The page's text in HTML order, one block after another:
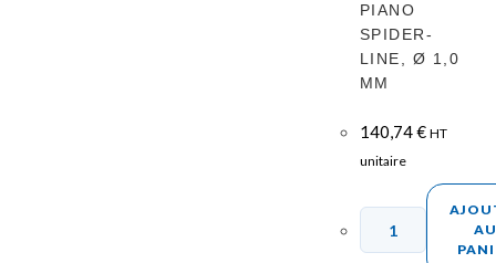
PIANO
SPIDER-
LINE, Ø 1,0
MM
140,74€ HT
unitaire
AU